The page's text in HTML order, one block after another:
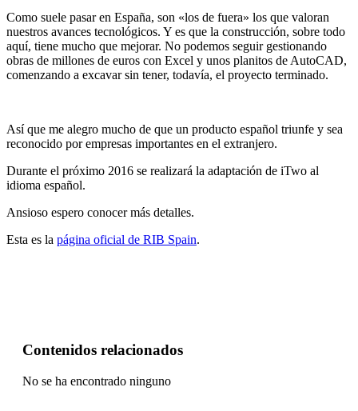
Como suele pasar en España, son «los de fuera» los que valoran
nuestros avances tecnológicos. Y es que la construcción, sobre todo
aquí, tiene mucho que mejorar. No podemos seguir gestionando
obras de millones de euros con Excel y unos planitos de AutoCAD,
comenzando a excavar sin tener, todavía, el proyecto terminado.
Así que me alegro mucho de que un producto español triunfe y sea
reconocido por empresas importantes en el extranjero.
Durante el próximo 2016 se realizará la adaptación de iTwo al
idioma español.
Ansioso espero conocer más detalles.
Esta es la página oficial de RIB Spain.
Contenidos relacionados
No se ha encontrado ninguno